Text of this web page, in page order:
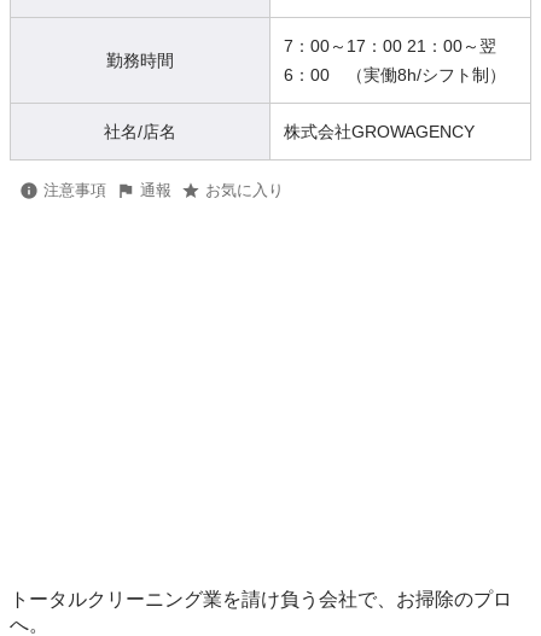
勤務時間
7：00～17：00 21：00～翌
6：00 （実働8h/シフト制）
社名/店名 株式会社GROWAGENCY
注意事項 通報 お気に入り
トータルクリーニング業を請け負う会社で、お掃除のプロ
へ。